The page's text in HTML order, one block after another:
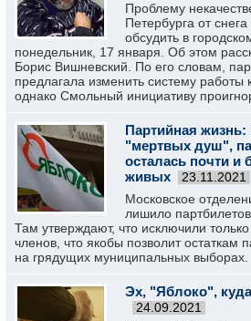
Проблему
Петербурга от
обсудить в
понедельник, 17 января. Об этом
Борис Вишневский. По его словам,
предлагала изменить систему работы
однако Смольный инициативу
Партийная
"мертвых душ",
осталась почти и
живых
23.11.2021
Московское
лишило
Там утверждают, что исключили
членов, что якобы позволит остаткам
на грядущих муниципальных выборах.
Эх, "Яблоко",
24.09.2021